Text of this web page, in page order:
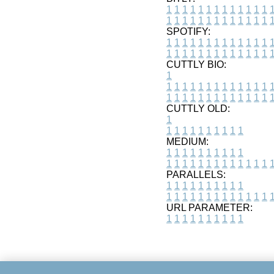
1 1 1 1 1 1 1 1 1 1 1 1 1 1
1 1 1 1 1 1 1 1 1 1 1 1 1 1
SPOTIFY:
1 1 1 1 1 1 1 1 1 1 1 1 1 1
1 1 1 1 1 1 1 1 1 1 1 1 1 1
CUTTLY BIO:
1
1 1 1 1 1 1 1 1 1 1 1 1 1 1
1 1 1 1 1 1 1 1 1 1 1 1 1 1
CUTTLY OLD:
1
1 1 1 1 1 1 1 1 1 1
MEDIUM:
1 1 1 1 1 1 1 1 1 1
1 1 1 1 1 1 1 1 1 1 1 1 1 1
PARALLELS:
1 1 1 1 1 1 1 1 1 1
1 1 1 1 1 1 1 1 1 1 1 1 1 1
URL PARAMETER:
1 1 1 1 1 1 1 1 1 1